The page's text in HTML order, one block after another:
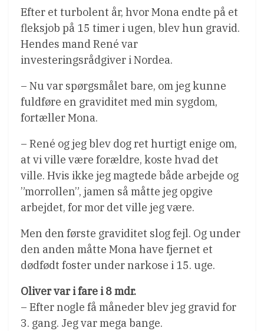
Efter et turbolent år, hvor Mona endte på et
fleksjob på 15 timer i ugen, blev hun gravid.
Hendes mand René var
investeringsrådgiver i Nordea.
– Nu var spørgsmålet bare, om jeg kunne
fuldføre en graviditet med min sygdom,
fortæller Mona.
– René og jeg blev dog ret hurtigt enige om,
at vi ville være forældre, koste hvad det
ville. Hvis ikke jeg magtede både arbejde og
”morrollen”, jamen så måtte jeg opgive
arbejdet, for mor det ville jeg være.
Men den første graviditet slog fejl. Og under
den anden måtte Mona have fjernet et
dødfødt foster under narkose i 15. uge.
Oliver var i fare i 8 mdr.
– Efter nogle få måneder blev jeg gravid for
3. gang. Jeg var mega bange.